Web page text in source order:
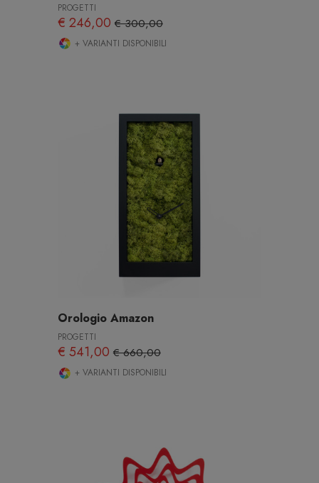
PROGETTI
€ 246,00€ 300,00
+ VARIANTI DISPONIBILI
Orologio Amazon
PROGETTI
€ 541,00€ 660,00
+ VARIANTI DISPONIBILI